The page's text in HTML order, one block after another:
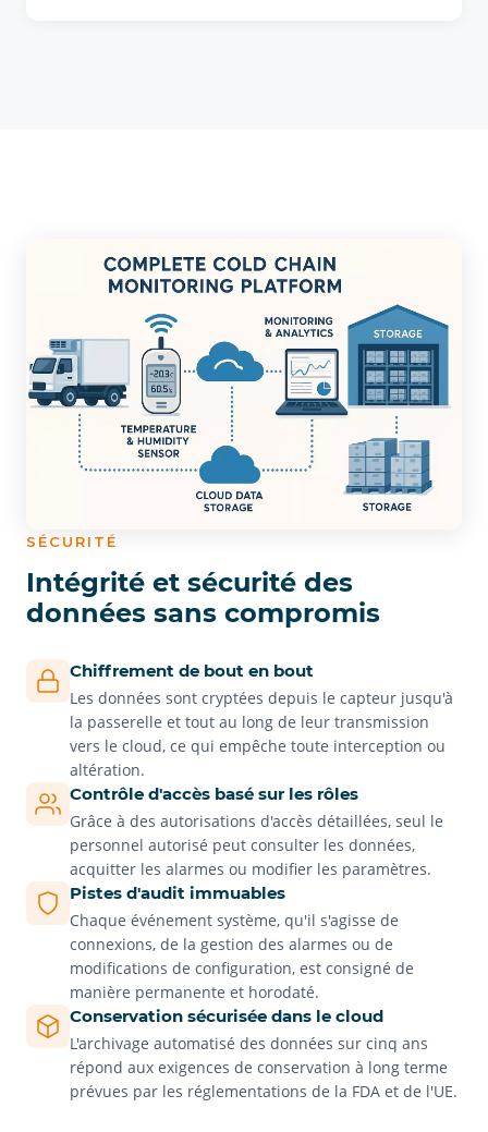
SÉCURITÉ
Intégrité et sécurité des
données sans compromis
Chiffrement de bout en bout
Les données sont cryptées depuis le capteur jusqu'à
la passerelle et tout au long de leur transmission
vers le cloud, ce qui empêche toute interception ou
altération.
Contrôle d'accès basé sur les rôles
Grâce à des autorisations d'accès détaillées, seul le
personnel autorisé peut consulter les données,
acquitter les alarmes ou modifier les paramètres.
Pistes d'audit immuables
Chaque événement système, qu'il s'agisse de
connexions, de la gestion des alarmes ou de
modifications de configuration, est consigné de
manière permanente et horodaté.
Conservation sécurisée dans le cloud
L'archivage automatisé des données sur cinq ans
répond aux exigences de conservation à long terme
prévues par les réglementations de la FDA et de l'UE.